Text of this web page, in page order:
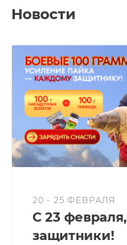
Новости
20 - 25 ФЕВРАЛЯ
С 23 февраля,
защитники!